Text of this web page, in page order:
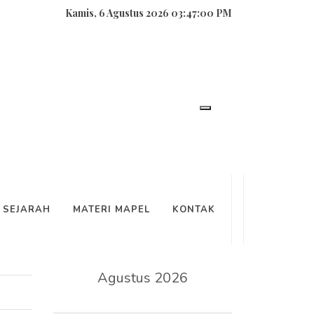
Kamis, 6 Agustus 2026 03:47:00 PM
SEJARAH MATERI MAPEL KONTAK
Agustus 2026